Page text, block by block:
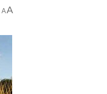
AA